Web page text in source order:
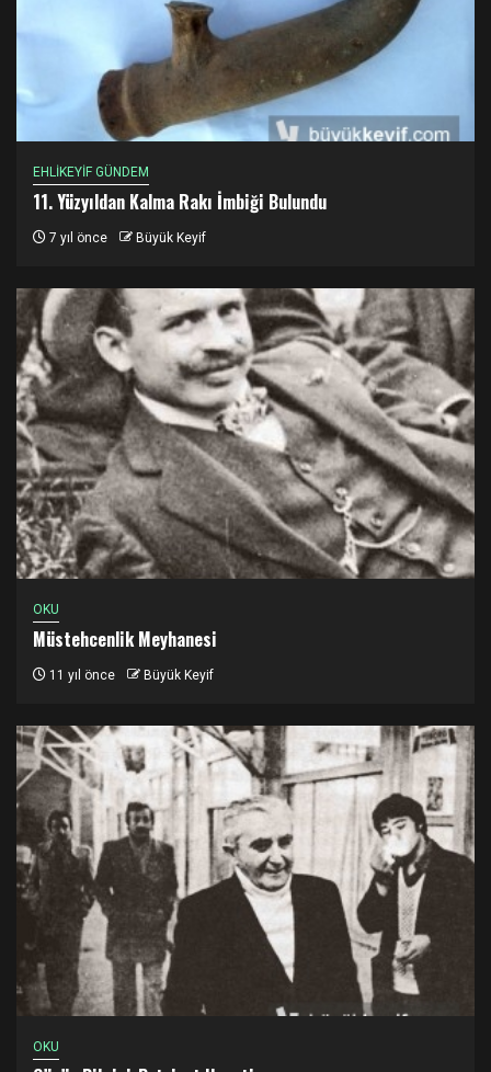
EHLİKEYİF GÜNDEM
11. Yüzyıldan Kalma Rakı İmbiği Bulundu
7 yıl önce Büyük Keyif
OKU
Müstehcenlik Meyhanesi
11 yıl önce Büyük Keyif
OKU